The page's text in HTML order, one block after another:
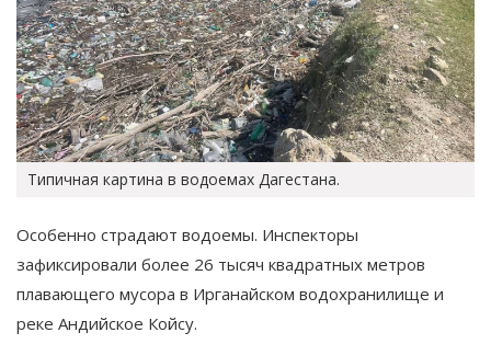
Типичная картина в водоемах Дагестана.
Особенно страдают водоемы. Инспекторы
зафиксировали более 26 тысяч квадратных метров
плавающего мусора в Ирганайском водохранилище и
реке Андийское Койсу​.